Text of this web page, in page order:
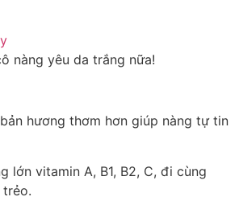
nàng yêu da trắng nữa!
hương thơm hơn giúp nàng tự tin
lớn vitamin A, B1, B2, C, đi cùng